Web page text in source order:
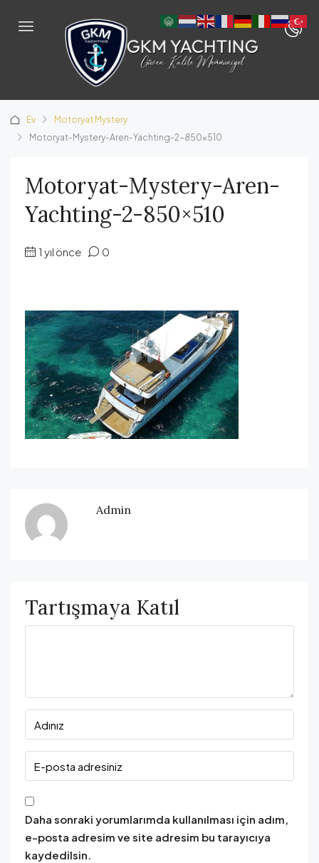
Ev
Motoryat Mystery
Motoryat-Mystery-Aren-Yachting-2-850×510
Motoryat-Mystery-Aren-
Yachting-2-850×510
1 yıl önce 0
Admin
Tartışmaya Katıl
Daha sonraki yorumlarımda kullanılması için adım,
e-posta adresim ve site adresim bu tarayıcıya
kaydedilsin.